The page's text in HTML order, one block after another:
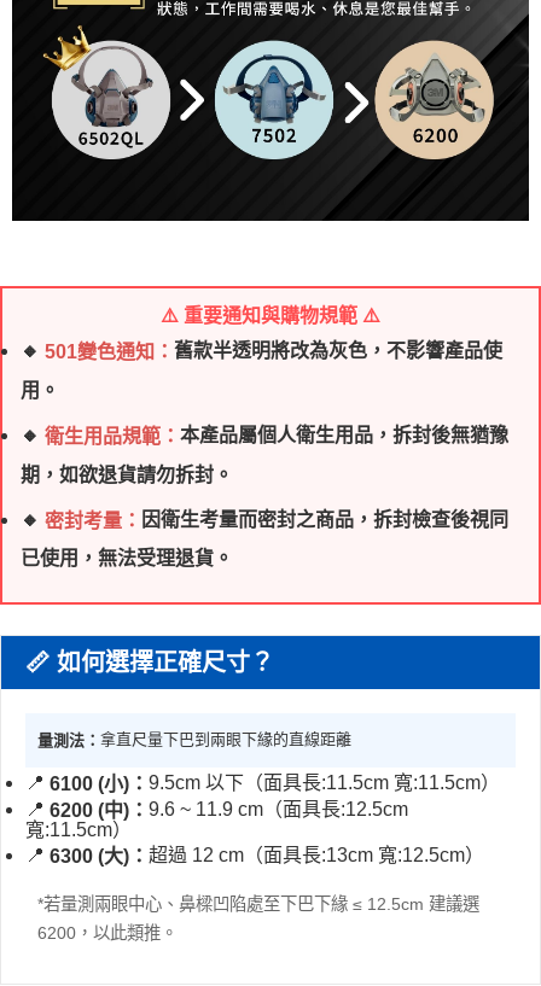
⚠️ 重要通知與購物規範 ⚠️
🔸 501變色通知： 舊款半透明將改為灰色，不影響產品使
用。
🔸 衛生用品規範： 本產品屬個人衛生用品，拆封後無猶豫
期，如欲退貨請勿拆封。
🔸 密封考量： 因衛生考量而密封之商品，拆封檢查後視同
已使用，無法受理退貨。
📏 如何選擇正確尺寸？
量測法： 拿直尺量下巴到兩眼下緣的直線距離
📍 6100 (小)： 9.5cm 以下（面具長:11.5cm 寬:11.5cm）
📍 6200 (中)： 9.6 ~ 11.9 cm（面具長:12.5cm
寬:11.5cm）
📍 6300 (大)： 超過 12 cm（面具長:13cm 寬:12.5cm）
*若量測兩眼中心、鼻樑凹陷處至下巴下緣 ≤ 12.5cm 建議選
6200，以此類推。